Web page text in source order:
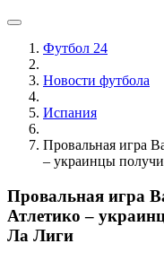
Футбол 24
Новости футбола
Испания
Провальная игра
– украинцы
Провальная игра
Атлетико –
Ла Лиги